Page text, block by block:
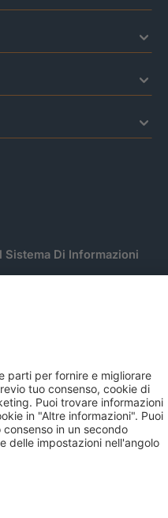
Di Informazioni
€ 51.806.190,00 |
e P.IVA 02083271201
e coordinamento di
socio
Certificato da DNV ISO 9001,